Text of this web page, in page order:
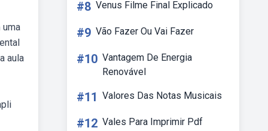
aula
#8 Venus Filme Final Explicado
#9 Vão Fazer Ou Vai Fazer
#10 Vantagem De Energia
Renovável
#11 Valores Das Notas Musicais
#12 Vales Para Imprimir Pdf